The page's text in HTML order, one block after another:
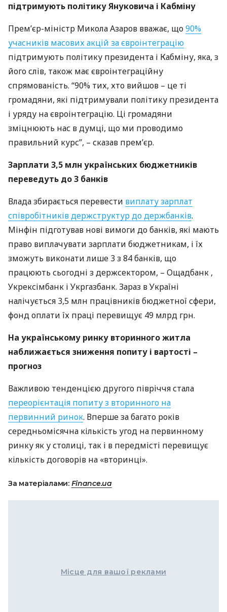
підтримують політику Януковича і Кабміну
Прем’єр-міністр Микола Азаров вважає, що90%
учасників масових акцій за євроінтеграцію
підтримують політику президента і Кабміну, яка, з
його слів, також має євроінтеграційну
спрямованість. “90% тих, хто вийшов – це ті
громадяни, які підтримували політику президента
і уряду на євроінтеграцію. Ці громадяни
зміцнюють нас в думці, що ми проводимо
правильний курс”, – сказав прем’єр.
Зарплати 3,5 млн українських бюджетників
переведуть до 3 банків
Влада збирається перевести виплату зарплат
співробітників держструктур до держбанків.
Мінфін підготував нові вимоги до банків, які мають
право виплачувати зарплати бюджетникам, і їх
зможуть виконати лише 3 з 84 банків, що
працюють сьогодні з держсектором, – Ощадбанк ,
Укрексімбанк і Укргазбанк. Зараз в Україні
налічується 3,5 млн працівників бюджетної сфери,
фонд оплати їх праці перевищує 49 млрд грн.
На українському ринку вторинного житла
наближається зниження попиту і вартості –
прогноз
Важливою тенденцією другого півріччя стала
переорієнтація попиту з вторинного на
первинний ринок. Вперше за багато років
середньомісячна кількість угод на первинному
ринку як у столиці, так і в передмісті перевищує
кількість договорів на «вторинці».
За матеріалами: Finance.ua
Місце для вашої реклами